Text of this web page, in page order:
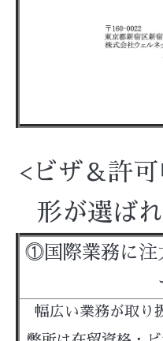
< ビザ＆許
形が選ば
⓵国際業務に注
幅広い業務が取り